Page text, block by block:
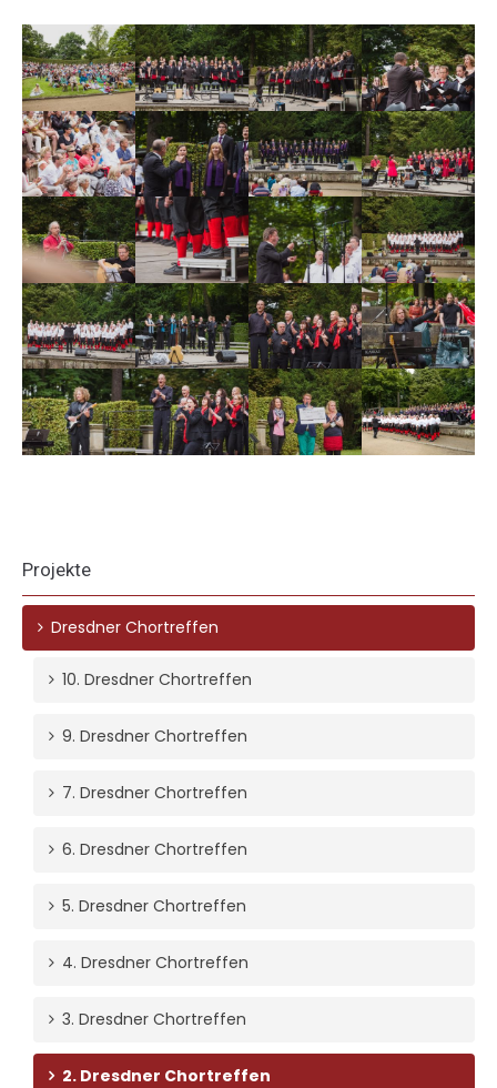
Projekte
Dresdner Chortreffen
10. Dresdner Chortreffen
9. Dresdner Chortreffen
7. Dresdner Chortreffen
6. Dresdner Chortreffen
5. Dresdner Chortreffen
4. Dresdner Chortreffen
3. Dresdner Chortreffen
2. Dresdner Chortreffen